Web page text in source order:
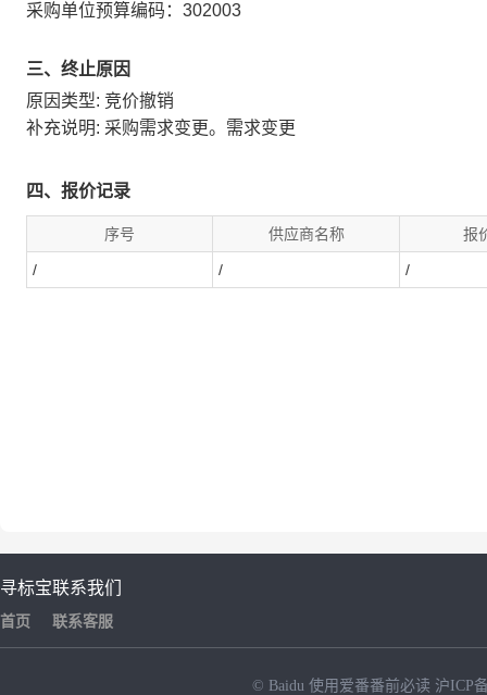
采购单位预算编码： 302003
三、终止原因
原因类型: 竞价撤销
补充说明: 采购需求变更。需求变更
四、报价记录
序号 供应商名称 报
/ / /
寻标宝
首页
联系我们
联系客服
© Baidu 使用爱番番前必读 沪ICP